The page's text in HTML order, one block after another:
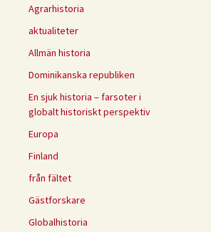
Agrarhistoria
aktualiteter
Allmän historia
Dominikanska republiken
En sjuk historia – farsoter i
globalt historiskt perspektiv
Europa
Finland
från fältet
Gästforskare
Globalhistoria